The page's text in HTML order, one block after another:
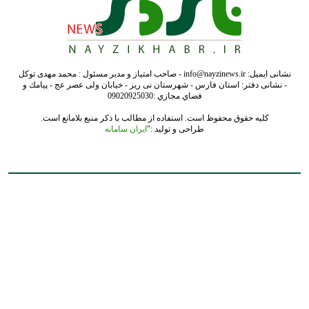
نشانی ایمیل: info@nayzinews.ir - صاحب امتیاز و مدیر مسئول : محمد مهدی توکل
- نشانی دفتر: استان فارس - شهرستان نی ریز - خیابان ولی عصر عج - پيامك و
فضاي مجازي :09020925030
کلیه حقوق محفوظ است. استفاده از مطالب با ذکر منبع بلامانع است.
طراحی و تولید :" ایران سامانه